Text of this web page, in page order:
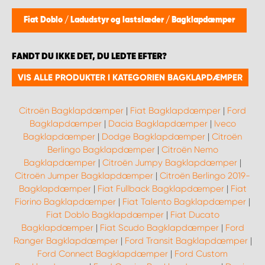
Fiat Doblo / Ladudstyr og lastslæder / Bagklapdæmper
FANDT DU IKKE DET, DU LEDTE EFTER?
VIS ALLE PRODUKTER I KATEGORIEN BAGKLAPDÆMPER
Citroën Bagklapdæmper | Fiat Bagklapdæmper | Ford
Bagklapdæmper| Dacia Bagklapdæmper| Iveco
Bagklapdæmper | Dodge Bagklapdæmper | Citroën
Berlingo Bagklapdæmper| Citroën Nemo
Bagklapdæmper | Citroën Jumpy Bagklapdæmper |
Citroën Jumper Bagklapdæmper | Citroën Berlingo 2019-
Bagklapdæmper| Fiat Fullback Bagklapdæmper| Fiat
Fiorino Bagklapdæmper | Fiat Talento Bagklapdæmper |
Fiat Doblo Bagklapdæmper| Fiat Ducato
Bagklapdæmper| Fiat Scudo Bagklapdæmper| Ford
Ranger Bagklapdæmper| Ford Transit Bagklapdæmper|
Ford Connect Bagklapdæmper | Ford Custom